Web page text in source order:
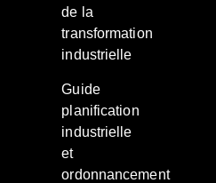
de la
transformation
industrielle
Guide
planification
industrielle
et
ordonnancement